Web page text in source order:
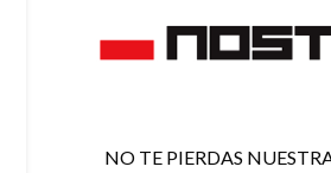
NO TE PIERDAS